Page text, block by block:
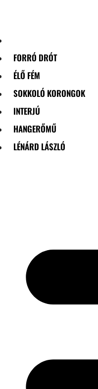
FORRÓ DRÓT
ÉLŐ FÉM
SOKKOLÓ KORONGOK
INTERJÚ
HANGERŐMŰ
LÉNÁRD LÁSZLÓ